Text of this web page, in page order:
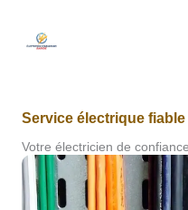
contenu
Service électrique
Votre électricien de